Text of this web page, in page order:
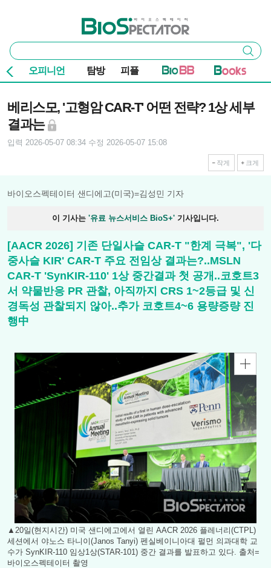
바이오스펙테이터
통
합
검
색
검색
오피니언 탐방 피플
베리스모, '고형암 CAR-T' 어떤 전략? 1상 세부
결과는
입력 2026-05-07 08:34 수정 2026-05-07 15:08
작게 크게
바이오스펙테이터 샌디에고(미국)=김성민 기자
이 기사는 '유료 뉴스서비스 BioS+' 기사입니다.
[AACR 2026] 기존 단일사슬 CAR-T "한계 극복", '다
중사슬 KIR' CAR-T 주요 전임상 결과는?..MSLN
CAR-T 'SynKIR-110' 1상 중간결과 첫 공개..코호트3
서 약물반응 PR 관찰, 아직까지 CRS 1~2등급 및 신
경독성 관찰되지 않아..추가 코호트4~6 용량증량 진
행中
▲20일(현지시간) 미국 샌디에고에서 열린 AACR 2026 플레너리(CTPL)
세션에서 야노스 타니이(Janos Tanyi) 펜실베이니아대 펄먼 의과대학 교
수가 SynKIR-110 임상1상(STAR-101) 중간 결과를 발표하고 있다. 출처=
바이오스펙테이터 촬영